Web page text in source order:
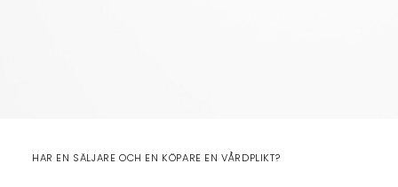
HAR EN SÄLJARE OCH EN KÖPARE EN VÅRDPLIKT?